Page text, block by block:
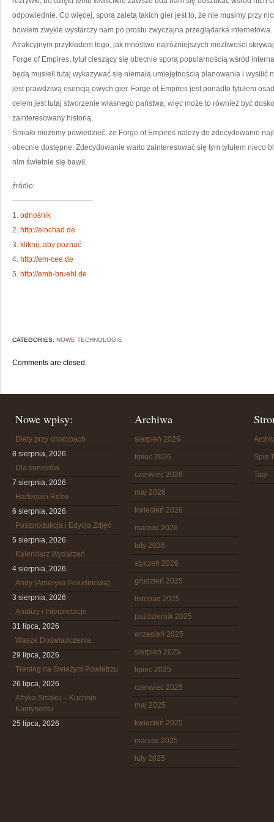
odpowiednie. Co więcej, sporą zaletą takich gier jest to, że nie musimy przy
bowiem zwykle wystarczy nam po prostu zwyczajna przeglądarka internetowa.
Atrakcyjnym przykładem tego, jak mnóstwo najróżniejszych możliwości
Forge of Empires, tytuł cieszący się obecnie sporą popularnością wśród
będą musieli tutaj wykazywać się niemałą umiejętnością planowania i wysilić
jest prawdziwą esencją owych gier. Forge of Empires jest ponadto tytułem
celem jest tutaj stworzenie własnego państwa, więc może to również być
zainteresowany historią.
Śmiało możemy powiedzieć, że Forge of Empires należy do zdecydowanie
obecnie dostępne. Zdecydowanie warto zainteresować się tym tytułem nieco
nim świetnie się bawił.
źródło:
———————————
1. odnośnik
2. http://elochad.de
3. kliknij, aby poznać
4. http://em-cee.de
5. http://emb-bruehl.de
CATEGORIES: NOWE TECHNOLOGIE
Comments are closed.
Nowe wpisy:
Diety przy chorobach
8 sierpnia, 2026
Dla seniorów
7 sierpnia, 2026
Harlequin Retro
6 sierpnia, 2026
Postprodukcja i Edycja Zdjęć
5 sierpnia, 2026
Kalendarz Wydarzeń
4 sierpnia, 2026
Andy (Ameryka Południowa)
3 sierpnia, 2026
Analizy i Interpretacje
31 lipca, 2026
Wasze Doświadczenia
29 lipca, 2026
Trening na Świeżym Powietrzu
26 lipca, 2026
Afryka Smaku – Kuchnie
Kontynentu
25 lipca, 2026
Archiwa
sierpień 2026
lipiec 2026
czerwiec 2026
maj 2026
kwiecień 2026
marzec 2026
luty 2026
styczeń 2026
grudzień 2025
listopad 2025
październik 2025
wrzesień 2025
sierpień 2025
lipiec 2025
czerwiec 2025
maj 2025
kwiecień 2025
marzec 2025
luty 2025
Spis
Tagi